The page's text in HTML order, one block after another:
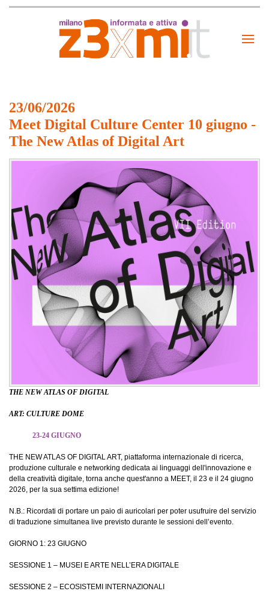
23/06/2026
Meet Digital Culture Center 10 giugno -
The New Atlas of Digital Art
THE NEW ATLAS OF DIGITAL
ART: CULTURE DOME
23-24 GIUGNO
­THE NEW ATLAS OF DIGITAL ART, piattaforma internazionale di ricerca,
produzione culturale e networking dedicata ai linguaggi dell'innovazione e
della creatività digitale, torna anche quest'anno a MEET, il 23 e il 24 giugno
2026, per la sua settima edizione!
N.B.: Ricordati di portare un paio di auricolari per poter usufruire del servizio
di traduzione simultanea live previsto durante le sessioni dell’evento.
­GIORNO 1: 23 GIUGNO
SESSIONE 1 – MUSEI E ARTE NELL’ERA DIGITALE
SESSIONE 2 – ECOSISTEMI INTERNAZIONALI